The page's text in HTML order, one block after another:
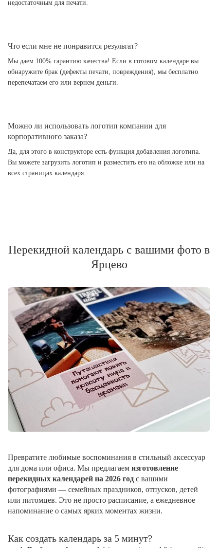
недостаточным для печати.
Что если мне не понравится результат?
Мы даем 100% гарантию качества! Если в готовом календаре вы
обнаружите брак (дефекты печати, повреждения), мы бесплатно
перепечатаем его или вернем деньги.
Можно ли использовать логотип компании для
корпоративного заказа?
Да, для этого в конструкторе есть функция добавления логотипа.
Вы можете загрузить логотип и разместить его на обложке или на
всех страницах календаря.
Перекидной календарь с вашими фото в
Ярцево
Превратите любимые воспоминания в стильный аксессуар
для дома или офиса. Мы предлагаем изготовление
перекидных календарей на 2026 год с вашими
фотографиями — семейных праздников, отпусков, детей
или питомцев. Это не просто расписание, а ежедневное
напоминание о самых ярких моментах жизни.
Как создать календарь за 5 минут?